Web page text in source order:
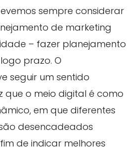
sempre considerar
de marketing
– fazer planejamento
prazo. O
seguir um sentido
que o meio digital é como
em que diferentes
desencadeados
de indicar melhores